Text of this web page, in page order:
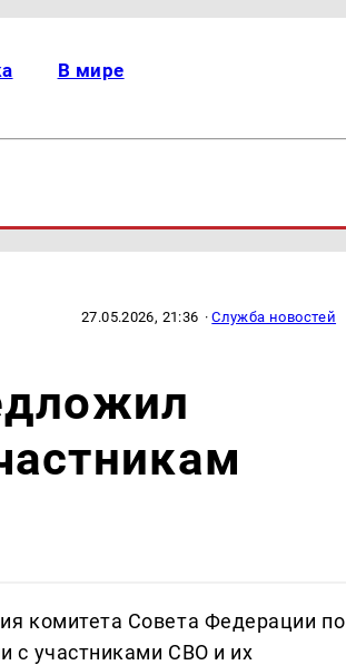
В мире
27.05.2026, 21:36 ·Служба новостей
комитета Совета Федерации по
с участниками СВО и их